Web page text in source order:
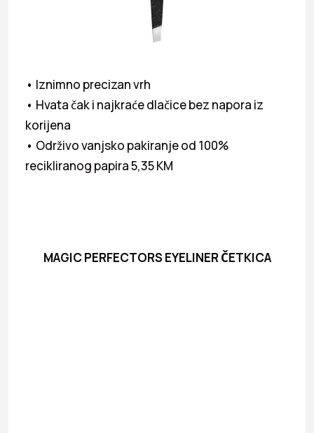
• Iznimno precizan vrh
• Hvata čak i najkraće dlačice bez napora iz
korijena
• Održivo vanjsko pakiranje od 100%
recikliranog papira 5,35 KM
MAGIC PERFECTORS EYELINER ČETKICA